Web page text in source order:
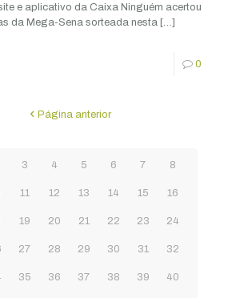
e aplicativo da Caixa Ninguém acertou
da Mega-Sena sorteada nesta […]
0
Página anterior
3 4 5 6 7 8
11 12 13 14 15 16
19 20 21 22 23 24
27 28 29 30 31 32
35 36 37 38 39 40